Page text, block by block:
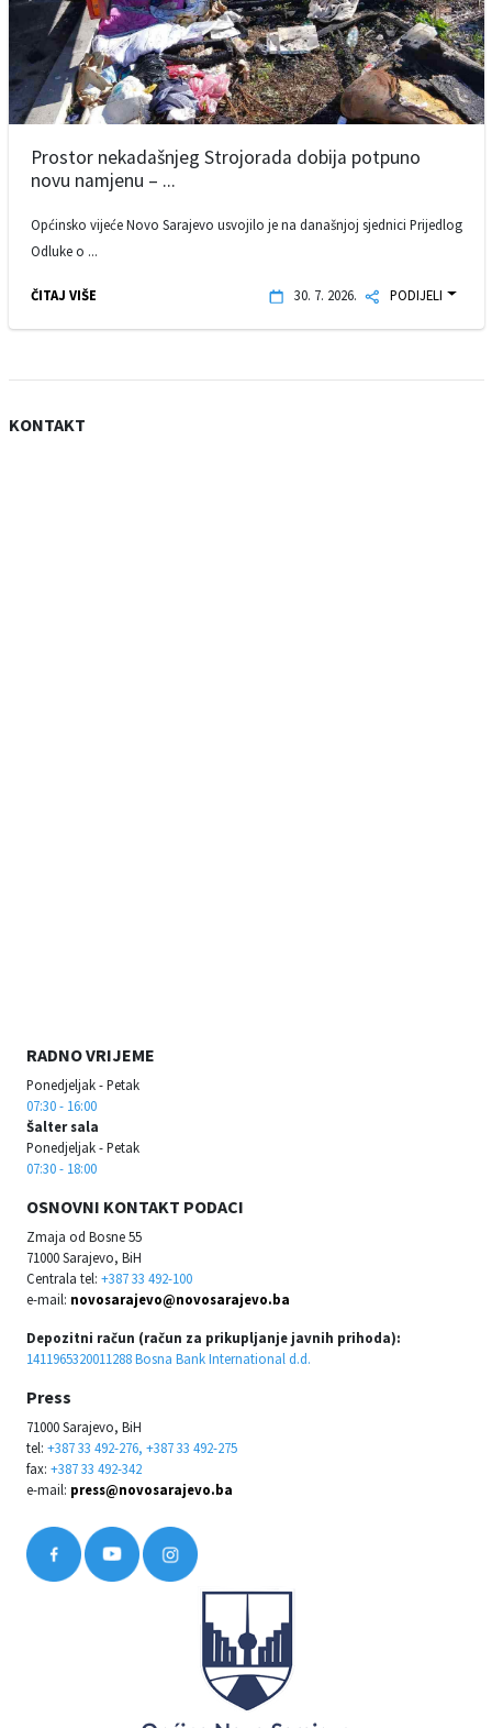
Prostor nekadašnjeg Strojorada dobija potpuno
novu namjenu – ...
Općinsko vijeće Novo Sarajevo usvojilo je na današnjoj sjednici Prijedlog
Odluke o ...
ČITAJ VIŠE 30. 7. 2026. PODIJELI
KONTAKT
RADNO VRIJEME
Ponedjeljak - Petak
07:30 - 16:00
Šalter sala
Ponedjeljak - Petak
07:30 - 18:00
OSNOVNI KONTAKT PODACI
Zmaja od Bosne 55
71000 Sarajevo, BiH
Centrala tel: +387 33 492-100
e-mail: novosarajevo@novosarajevo.ba
Depozitni račun (račun za prikupljanje javnih prihoda):
1411965320011288 Bosna Bank International d.d.
Press
71000 Sarajevo, BiH
tel: +387 33 492-276, +387 33 492-275
fax: +387 33 492-342
e-mail: press@novosarajevo.ba